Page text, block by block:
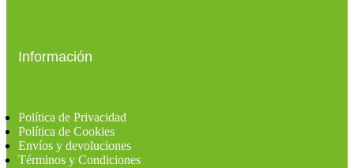
Información
Política de Privacidad
Política de Cookies
Envíos y devoluciones
Términos y Condiciones